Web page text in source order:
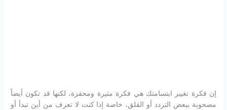
إن فكرة تغيير ابتسامتك هي فكرة مثيرة ومحفزة، لكنها قد تكون أيضاً
مصحوبة ببعض التردد أو القلق، خاصة إذا كنت لا تعرف من أين تبدأ أو